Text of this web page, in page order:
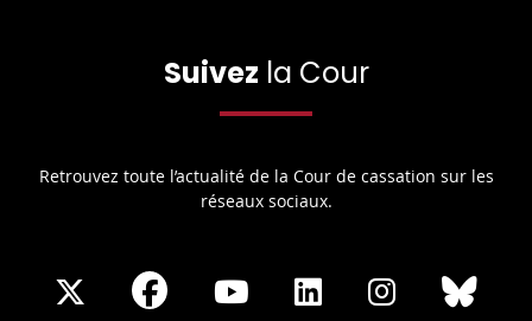
Suivez la Cour
Retrouvez toute l’actualité de la Cour de cassation sur les
réseaux sociaux.
ShareShare
Share
Share
Share